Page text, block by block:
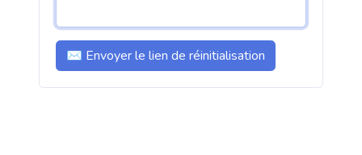
✉️ Envoyer le lien de réinitialisation